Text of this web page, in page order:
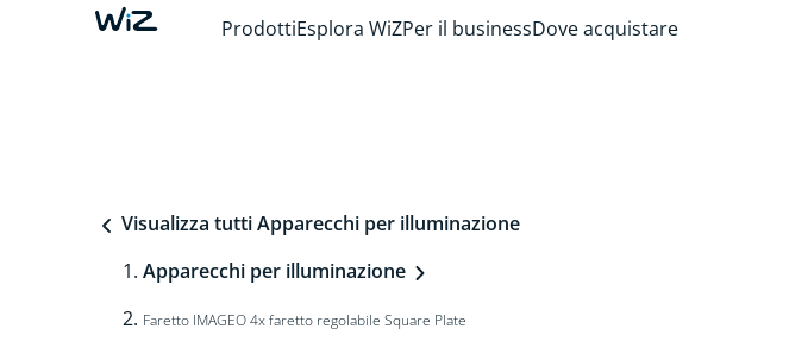
ProdottiEsplora WiZPer il businessDove acquistare
Visualizza tutti Apparecchi per illuminazione
Apparecchi per illuminazione
Faretto IMAGEO 4x faretto regolabile Square Plate